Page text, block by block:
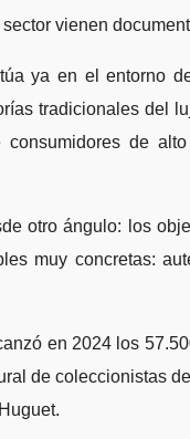
vienen
ya en el entorno
tradicionales
de
otro ángulo: los
muy concretas:
en 2024 los
de coleccionistas